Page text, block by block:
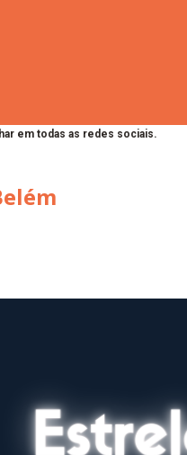
em todas as redes sociais.